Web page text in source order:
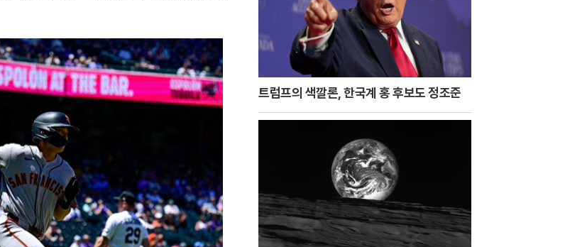
트럼프의 색깔론, 한국계 홍 후보도 정조준